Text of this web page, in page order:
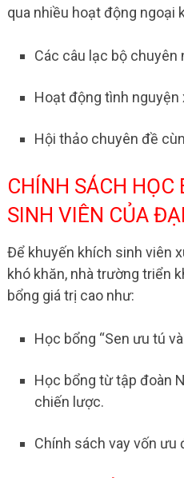
qua nhiều hoạt động ngoại
Các câu lạc bộ chuyên
Hoạt động tình nguyện
Hội thảo chuyên đề
CHÍNH SÁCH HỌC
SINH VIÊN CỦA
Để khuyến khích sinh viên
khó khăn, nhà trường triển
bổng giá trị cao như:
Học bổng “Sen ưu tú
Học bổng từ tập đoàn
chiến lược.
Chính sách vay vốn ưu